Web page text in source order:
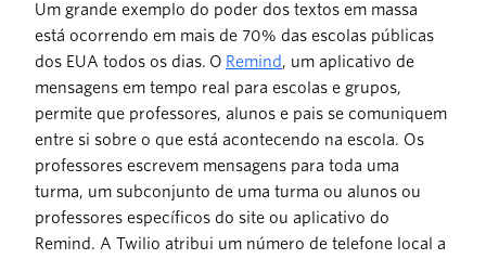
Um grande exemplo do poder dos textos em massa
está ocorrendo em mais de 70% das escolas públicas
dos EUA todos os dias. O Remind, um aplicativo de
mensagens em tempo real para escolas e grupos,
permite que professores, alunos e pais se comuniquem
entre si sobre o que está acontecendo na escola. Os
professores escrevem mensagens para toda uma
turma, um subconjunto de uma turma ou alunos ou
professores específicos do site ou aplicativo do
Remind. A Twilio atribui um número de telefone local a